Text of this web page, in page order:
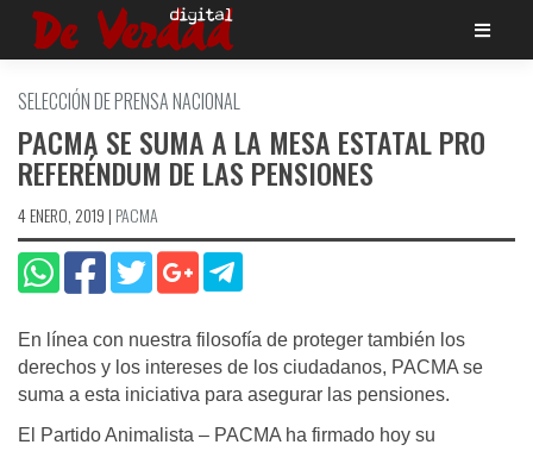
Saltar
SELECCIÓN DE PRENSA NACIONAL
PACMA SE SUMA A LA MESA ESTATAL PRO
REFERÉNDUM DE LAS PENSIONES
4 ENERO, 2019 | PACMA
En línea con nuestra filosofía de proteger también los
derechos y los intereses de los ciudadanos, PACMA se
suma a esta iniciativa para asegurar las pensiones.
El Partido Animalista – PACMA ha firmado hoy su